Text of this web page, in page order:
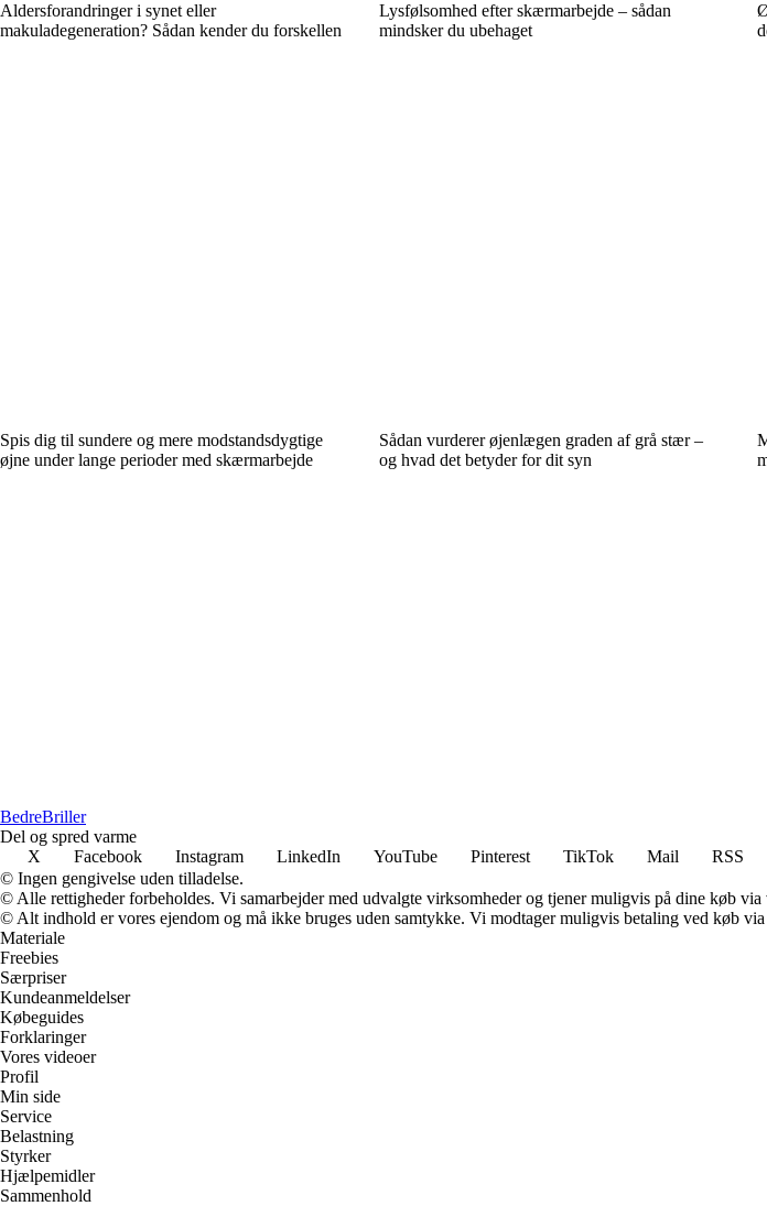
Aldersforandringer i synet eller
makuladegeneration? Sådan kender du forskellen
Lysfølsomhed efter skærmarbejde – sådan
mindsker du ubehaget
Spis dig til sundere og mere modstandsdygtige
øjne under lange perioder med skærmarbejde
Sådan vurderer øjenlægen graden af grå stær –
og hvad det betyder for dit syn
BedreBriller
Del og spred varme
X
Facebook Instagram LinkedIn YouTube Pinterest TikTok Mail
RSS
© Ingen gengivelse uden tilladelse.
© Alle rettigheder forbeholdes. Vi samarbejder med udvalgte virksomheder og tjener muligvis på dine køb via
© Alt indhold er vores ejendom og må ikke bruges uden samtykke. Vi modtager muligvis betaling ved køb
Materiale
Freebies
Særpriser
Kundeanmeldelser
Købeguides
Forklaringer
Vores videoer
Profil
Min side
Service
Belastning
Styrker
Hjælpemidler
Sammenhold